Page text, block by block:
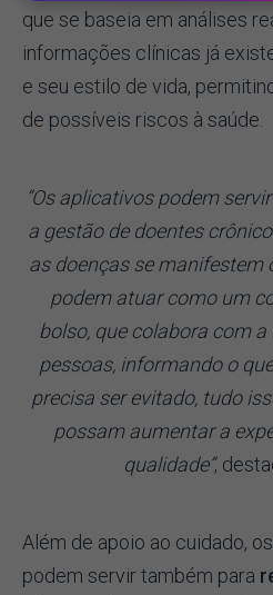
que se baseia em análises
informações clínicas já
e seu estilo de vida,
de possíveis riscos à saúde.
“Os aplicativos podem
a gestão de doentes
as doenças se manifestem
podem atuar como um
bolso, que colabora com
pessoas, informando o
precisa ser evitado, tudo
possam aumentar a
qualidade”,
Além de apoio ao cuidado,
podem servir também para